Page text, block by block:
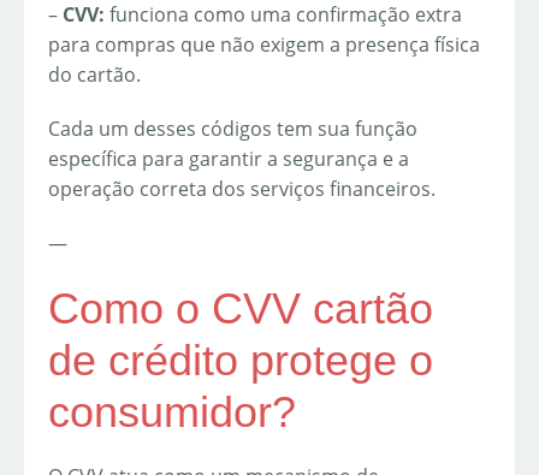
– CVV: funciona como uma confirmação extra
para compras que não exigem a presença física
do cartão.
Cada um desses códigos tem sua função
específica para garantir a segurança e a
operação correta dos serviços financeiros.
—
Como o CVV cartão
de crédito protege o
consumidor?